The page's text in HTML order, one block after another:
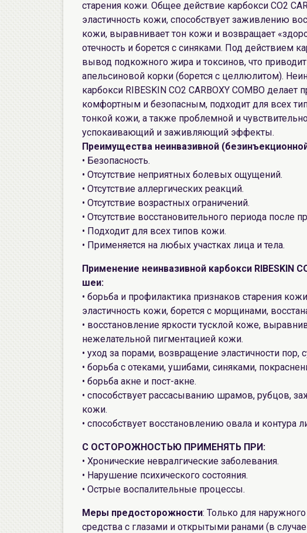
старения кожи. Общее действие карбокси CO2
эластичность кожи, способствует заживлению
кожи, выравнивает тон кожи и возвращает
отечность и борется с синяками. Под действием
вывод подкожного жира и токсинов, что
апельсиновой корки (борется с целлюлитом).
карбокси RIBESKIN CO2 CARBOXY COMBO
комфортным и безопасным, подходит для всех
тонкой кожи, а также проблемной и
успокаивающий и заживляющий эффекты.
Преимущества неинвазивной
• Безопасность.
• Отсутствие неприятных болевых ощущений.
• Отсутствие аллергических реакций.
• Отсутствие возрастных ограничений.
• Отсутствие восстановительного периода после
• Подходит для всех типов кожи.
• Применяется на любых участках лица и тела.
Применение неинвазивной карбокси RIBESKIN
шеи:
• борьба и профилактика признаков старения
эластичность кожи, борется с морщинами,
• восстановление яркости тусклой коже,
нежелательной пигментацией кожи.
• уход за порами, возвращение эластичности пор,
• борьба с отеками, ушибами, синяками,
• борьба акне и пост-акне.
• способствует рассасыванию шрамов, рубцов,
кожи.
• способствует восстановлению овала и контура
С ОСТОРОЖНОСТЬЮ ПРИМЕНЯТЬ ПРИ:
• Хронические невралгические заболевания.
• Нарушение психического состояния.
• Острые воспалительные процессы.
Меры предосторожности: Только для
средства с глазами и открытыми ранами (в